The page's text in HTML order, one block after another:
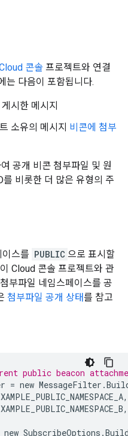
콘솔 프로젝트와 연결
는 다음이 포함됩니다.
시한 메시지
소유의 메시지 비콘에 첨부
공개 비콘 첨부파일 및 원
비롯한 더 많은 유형의 주
스를 PUBLIC 으로 표시할
Cloud 콘솔 프로젝트와 관
부파일 네임스페이스를 공
첨부파일 공개 상태를 참고
public beacon
= new MessageFilter .
,
,
new SubscribeOptions .